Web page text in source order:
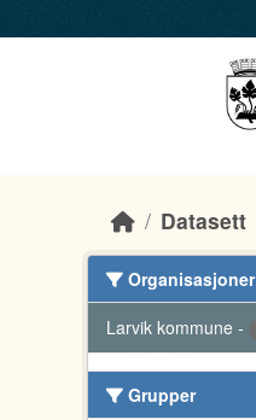
Datasett
Organisasjoner
Larvik kommune -
Grupper